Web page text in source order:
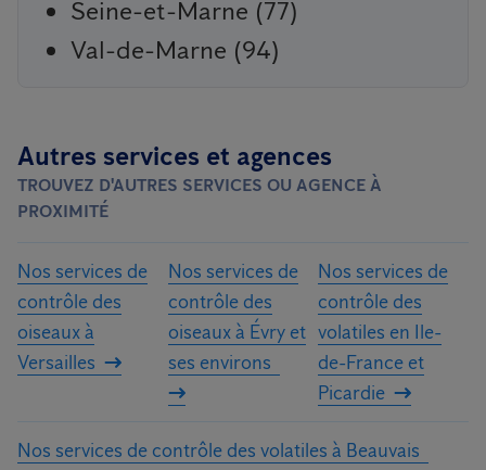
Seine-et-Marne (77)
Val-de-Marne (94)
Autres services et agences
TROUVEZ D'AUTRES SERVICES OU AGENCE À
PROXIMITÉ
Nos services de
contrôle des
oiseaux à
Versailles
Nos services de
contrôle des
oiseaux à Évry et
ses environs
Nos services de
contrôle des
volatiles en Ile-
de-France et
Picardie
Nos services de contrôle des volatiles à Beauvais